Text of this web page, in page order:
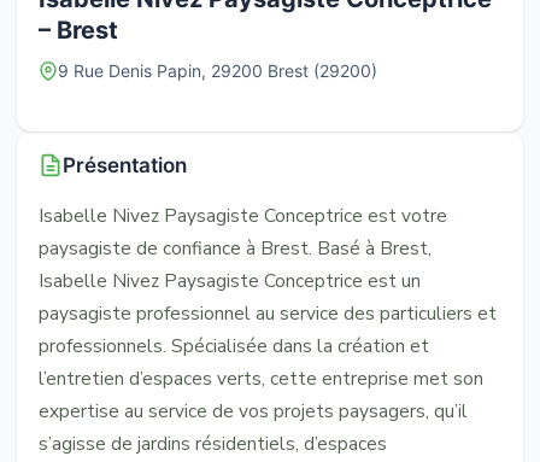
– Brest
9 Rue Denis Papin, 29200 Brest (29200)
Présentation
Isabelle Nivez Paysagiste Conceptrice est votre
paysagiste de confiance à Brest. Basé à Brest,
Isabelle Nivez Paysagiste Conceptrice est un
paysagiste professionnel au service des particuliers et
professionnels. Spécialisée dans la création et
l’entretien d’espaces verts, cette entreprise met son
expertise au service de vos projets paysagers, qu’il
s’agisse de jardins résidentiels, d’espaces